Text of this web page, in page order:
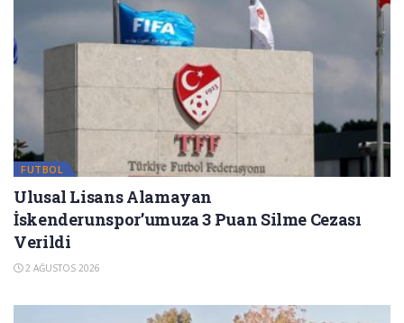
FUTBOL
Ulusal Lisans Alamayan
İskenderunspor’umuza 3 Puan Silme Cezası
Verildi
2 AĞUSTOS 2026